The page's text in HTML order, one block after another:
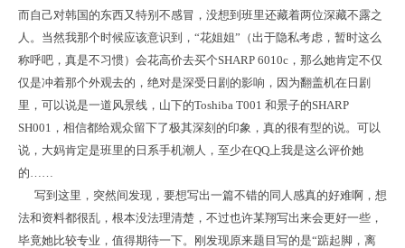
而自己对韩国的东西又特别不感冒，没想到班里还藏着两位深藏不露之
人。当然我那个时候应该意识到，“花姐姐”（出于隐私考虑，暂时这么
称呼吧，真是不习惯）会花高价去买个SHARP 6010c，那么她肯定不仅
仅是冲着那个外观去的，绝对是深受日剧的影响，因为翻盖机在日剧
里，可以说是一道风景线，山下的Toshiba T001 和景子的SHARP
SH001，相信都给观众留下了极其深刻的印象，真的很有型的说。可以
说，大妈肯定是班里的日系手机潮人，至少在QQ上我是这么评价她
的……
写到这里，突然间发现，要想写出一篇不错的同人感真的好难啊，想
法和资料都很乱，根本没法理清楚，不过也许某翔写出来会更好一些，
毕竟她比较专业，值得期待一下。刚发现原来题目写的是“踮起脚，离